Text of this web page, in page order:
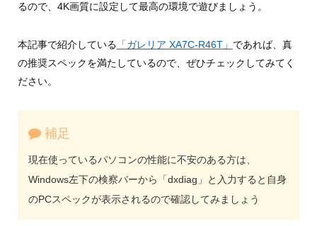
るので、4K画質に設定して最高の環境で遊びましょう。
本記事で紹介している 「ガレリア XA7C-R46T」 であれば、真
の推奨スペックを満たしているので、ぜひチェックしてみてく
ださい。
補足
現在使っているパソコンの性能に不安のある方は、
Windows左下の検察バーから「dxdiag」と入力すると自身
のPCスペックが表示されるので確認してみましょう